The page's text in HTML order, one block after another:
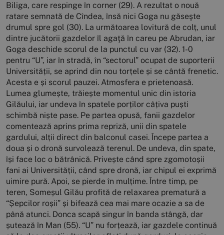
Biliga, care respinge în corner (29). A rezultat o nouă
ratare semnată de Cîndea, însă nici Goga nu găseşte
drumul spre gol (30). La următoarea lovitură de colț, unul
dintre jucătorii gazdelor îl agaţă în careu pe Abrudan, iar
Goga deschide scorul de la punctul cu var (32). 1-0
pentru “U”, iar în stradă, în “sectorul” ocupat de suporterii
Universității, se aprind din nou torțele și se cântă frenetic.
Acesta e și scorul pauzei. Atmosfera e prietenoasă.
Lumea glumește, trăiește momentul unic din istoria
Gilăului, iar undeva în spatele porților câțiva puști
schimbă niște pase. Pe partea opusă, fanii gazdelor
comentează aprins prima repriză, unii din spatele
gardului, alții direct din balconul casei. Începe partea a
doua și o dronă survolează terenul. De undeva, din spate,
își face loc o bătrânică. Privește când spre zgomotoșii
fani ai Universității, când spre dronă, iar chipul ei exprimă
uimire pură. Apoi, se pierde în mulțime. Între timp, pe
teren, Someșul Gilău profită de relaxarea prematură a
“Șepcilor roșii” și bifează cea mai mare ocazie a sa de
până atunci. Donca scapă singur în banda stângă, dar
șutează în Man (55). “U” nu forțează, iar gazdele continuă